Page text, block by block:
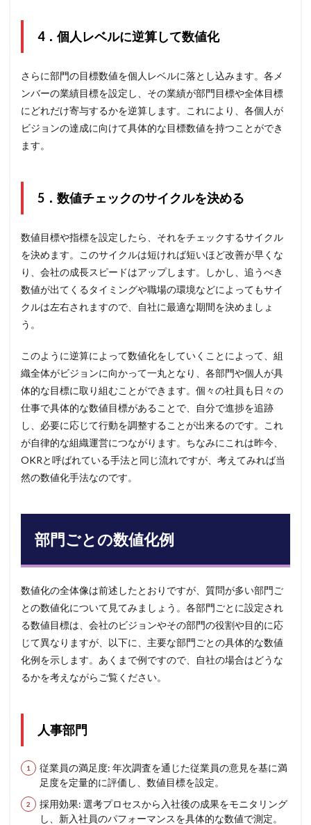
4．個人レベルに逆算して数値化
さらに部門の目標数値を個人レベルに落とし込みます。各メ
ンバーの業績目標を設定し、その業績が部門目標や全体目標
にどれだけ寄与するかを逆算します。これにより、各個人が
ビジョンの達成に向けて具体的な目標数値を持つことができ
ます。
5．数値チェックのサイクルを決める
数値目標や指標を設定したら、それをチェックするサイクル
を決めます。このサイクルは短ければ短いほど改善が早くな
り、会社の成長スピードはアップします。しかし、追うべき
数値が出てくるタイミングや職場の環境などによってもサイ
クルは左右されますので、自社に最適な期間を決めましょ
う。
このように逆算によって数値化をしていくことによって、組
織全体がビジョンに向かって一丸となり、各部門や個人が具
体的な目標に取り組むことができます。個々の社員も日々の
仕事で具体的な数値目標があることで、自分で進捗を追跡
し、必要に応じて行動を調整することが出来るのです。これ
が自律的な組織運営につながります。ちなみにこれは昨今、
OKRと呼ばれている手法と同じ流れですが、考えてみれば当
然の数値化手法なのです。
部門ごとの数値化例
数値化の全体像は前述したとおりですが、質問が多い部門ご
との数値化について見てみましょう。各部門ごとに設定され
る数値目標は、会社のビジョンやその部門の役割や目的に応
じて異なりますが、以下に、主要な部門ごとの具体的な数値
化例を示します。あくまで例ですので、自社の場合はどうな
るかを考えながらご覧ください。
人事部門
従業員の満足度: 年次調査を通じた従業員の意見を基に満
足度を定量的に評価し、数値目標を設定。
採用効果: 選考プロセスから入社後の成果をモニタリング
し、新入社員のパフォーマンスを具体的な数値で測定。